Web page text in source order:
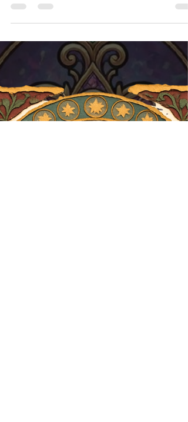
lodysseedegaia
SCORPION TAROSCOPE
TAROSCOPE SCORPION AOUT 2026
#scorpion #signeastrologique #taroscope
#astrologie #messagesdesguides #tarot #oracle